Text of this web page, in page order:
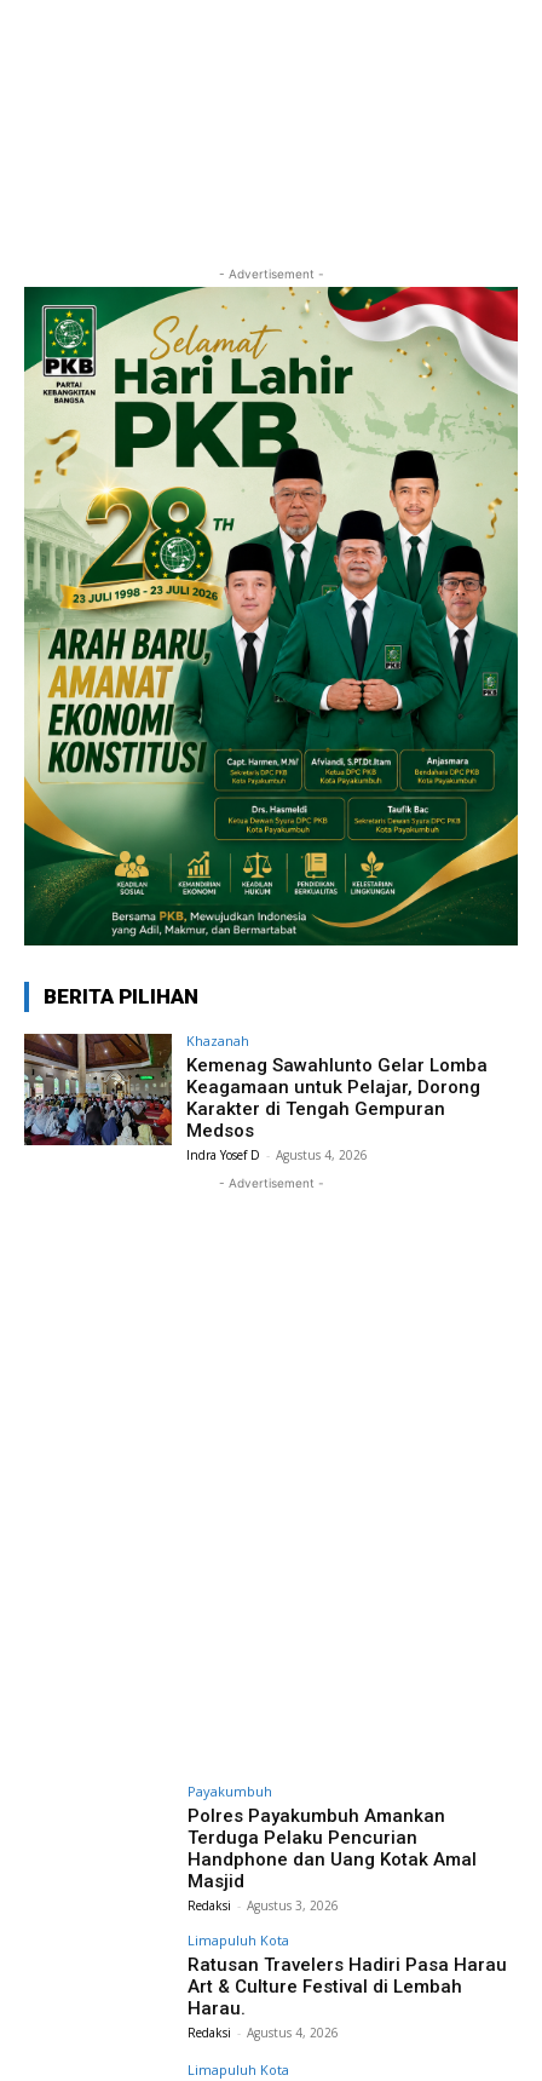
- Advertisement -
BERITA PILIHAN
Khazanah
Kemenag Sawahlunto Gelar Lomba
Keagamaan untuk Pelajar, Dorong
Karakter di Tengah Gempuran
Medsos
Indra Yosef D - Agustus 4, 2026
- Advertisement -
Payakumbuh
Polres Payakumbuh Amankan
Terduga Pelaku Pencurian
Handphone dan Uang Kotak Amal
Masjid
Redaksi - Agustus 3, 2026
Limapuluh Kota
Ratusan Travelers Hadiri Pasa Harau
Art & Culture Festival di Lembah
Harau.
Redaksi - Agustus 4, 2026
Limapuluh Kota